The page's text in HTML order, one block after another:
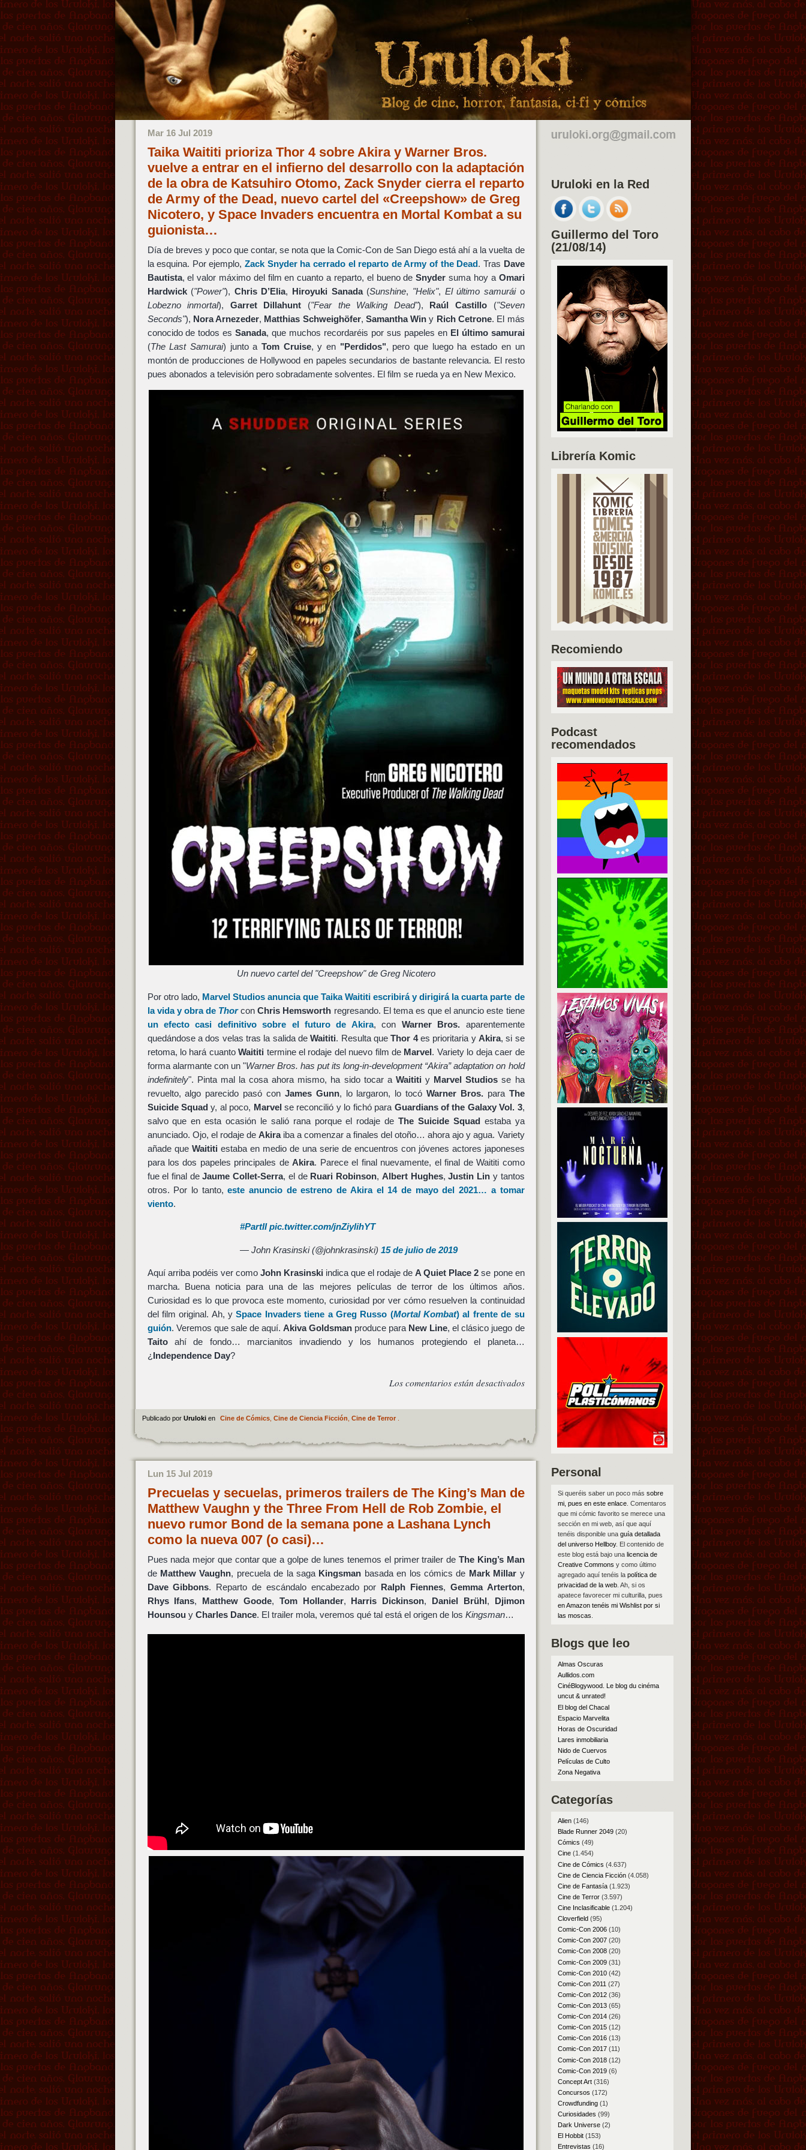
Mar 16 Jul 2019
Taika Waititi prioriza Thor 4 sobre Akira y Warner Bros.
vuelve a entrar en el infierno del desarrollo con la adaptación
de la obra de Katsuhiro Otomo, Zack Snyder cierra el reparto
de Army of the Dead, nuevo cartel del «Creepshow» de Greg
Nicotero, y Space Invaders encuentra en Mortal Kombat a su
guionista…
Día de breves y poco que contar, se nota que la Comic-Con de San Diego está ahí a la vuelta de
la esquina. Por ejemplo,Zack Snyderha cerrado el reparto deArmy of the Dead. Tras Dave
Bautista, el valor máximo del film en cuanto a reparto, el bueno deSnyder suma hoy a Omari
Hardwick("Power"), Chris D’Elia, Hiroyuki Sanada(Sunshine, "Helix", El último samuráio
Lobezno inmortal), Garret Dillahunt ("Fear the Walking Dead"), Raúl Castillo ("Seven
Seconds"), Nora Arnezeder, Matthias Schweighöfer, Samantha Win y Rich Cetrone. El más
conocido de todos esSanada, que muchos recordaréis por sus papeles en El último samurai
(The Last Samurai) junto a Tom Cruise, y en "Perdidos", pero que luego ha estado en un
montón de producciones de Hollywood en papeles secundarios de bastante relevancia. El resto
pues abonados a televisión pero sobradamente solventes. El film se rueda ya en New Mexico.
Un nuevo cartel del "Creepshow" de Greg Nicotero
Por otro lado, Marvel Studiosanuncia queTaika Waititi escribirá y dirigirá la cuarta parte de
la vida y obra de ThorconChris Hemsworth regresando. El tema es que el anuncio este tiene
un efecto casi definitivo sobre el futuro de Akira, con Warner Bros. aparentemente
quedándose a dos velas tras la salida deWaititi. Resulta queThor 4es prioritaria y Akira, si se
retoma, lo hará cuantoWaititi termine el rodaje del nuevo film de Marvel. Variety lo deja caer de
forma alarmante con un "Warner Bros. has put its long-in-development “Akira” adaptation on hold
indefinitely". Pinta mal la cosa ahora mismo, ha sido tocar a Waititi y Marvel Studios se ha
revuelto, algo parecido pasó con James Gunn, lo largaron, lo tocó Warner Bros.para The
Suicide Squady, al poco, Marvel se reconcilió y lo fichó para Guardians of the Galaxy Vol. 3,
salvo que en esta ocasión le salió rana porque el rodaje deThe Suicide Squadestaba ya
anunciado. Ojo, el rodaje de Akiraiba a comenzar a finales del otoño… ahora ajo y agua. Variety
añade que Waititi estaba en medio de una serie de encuentros con jóvenes actores japoneses
para los dos papeles principales deAkira. Parece el final nuevamente, el final de Waititi como
fue el final deJaume Collet-Serra, el de Ruari Robinson, Albert Hughes,Justin Lin y tantos
otros. Por lo tanto,este anuncio de estreno de Akira el 14 de mayo del 2021… a tomar
viento.
#PartII pic.twitter.com/jnZiylihYT
— John Krasinski (@johnkrasinski)15 de julio de 2019
Aquí arriba podéis ver como John Krasinski indica que el rodaje deA Quiet Place 2 se pone en
marcha. Buena noticia para una de las mejores películas de terror de los últimos años.
Curiosidad es lo que provoca este momento, curiosidad por ver cómo resuelven la continuidad
del film original. Ah, ySpace Invaderstiene a Greg Russo (Mortal Kombat) al frente de su
guión. Veremos que sale de aquí. Akiva Goldsman produce para New Line, el clásico juego de
Taitoahí de fondo… marcianitos invadiendo y los humanos protegiendo el planeta…
¿ Independence Day?
Los comentarios están desactivados
Publicado por Uruloki en Cine de Cómics, Cine de Ciencia Ficción Cine de Terror.
Lun 15 Jul 2019
Precuelas y secuelas, primeros trailers de The King’s Man de
Matthew Vaughn y the Three From Hell de Rob Zombie, el
nuevo rumor Bond de la semana pone a Lashana Lynch
como la nueva 007 (o casi)…
Pues nada mejor que contar que a golpe de lunes tenemos el primer trailer deThe King’s Man
de Matthew Vaughn, precuela de la saga Kingsman basada en los cómics de Mark Millar y
Dave Gibbons. Reparto de escándalo encabezado por Ralph Fiennes, Gemma Arterton,
Rhys Ifans, Matthew Goode, Tom Hollander, Harris Dickinson, Daniel Brühl, Djimon
Hounsouy Charles Dance. El trailer mola, veremos qué tal está el origen de los Kingsman…
Uruloki en la Red
Guillermo del Toro
(21/08/14)
Librería Komic
Recomiendo
Podcast
recomendados
Personal
Si queréis saber un poco más sobre
mi, pues en este enlace. Comentaros
que mi cómic favorito se merece una
sección en mi web, así que aquí
tenéis disponible una guía detallada
del universo Hellboy. El contenido de
este blog está bajo una licencia de
Creative Commons y como último
agregado aquí tenéis la política de
privacidad de la web. Ah, si os
apatece favorecer mi culturilla, pues
en Amazon tenéis mi Wishlist por si
las moscas
Blogs que leo
Almas Oscuras
Aullidos.com
CinéBlogywood. Le blog du cinéma
uncut & unrated!
El blog del Chacal
Espacio Marvelita
Horas de Oscuridad
Lares inmobiliaria
Nido de Cuervos
Películas de Culto
Zona Negativa
Categorías
Alien(146)
Blade Runner 2049(20)
Cómics (49)
Cine(1.454)
Cine de Cómics (4.637)
Cine de Ciencia Ficción(4.058)
Cine de Fantasía(1.923)
Cine de Terror(3.597)
Cine Inclasificable(1.204)
Cloverfield(95)
Comic-Con 2006(10)
Comic-Con 2007(20)
Comic-Con 2008(20)
Comic-Con 2009(31)
Comic-Con 2010(42)
Comic-Con 2011 (27)
Comic-Con 2012(36)
Comic-Con 2013(65)
Comic-Con 2014(26)
Comic-Con 2015(12)
Comic-Con 2016(13)
Comic-Con 2017(11)
Comic-Con 2018(12)
Comic-Con 2019(6)
Concept Art(316)
Concursos (172)
Crowdfunding(1)
Curiosidades (99)
Dark Universe(2)
El Hobbit(153)
Entrevistas (16)